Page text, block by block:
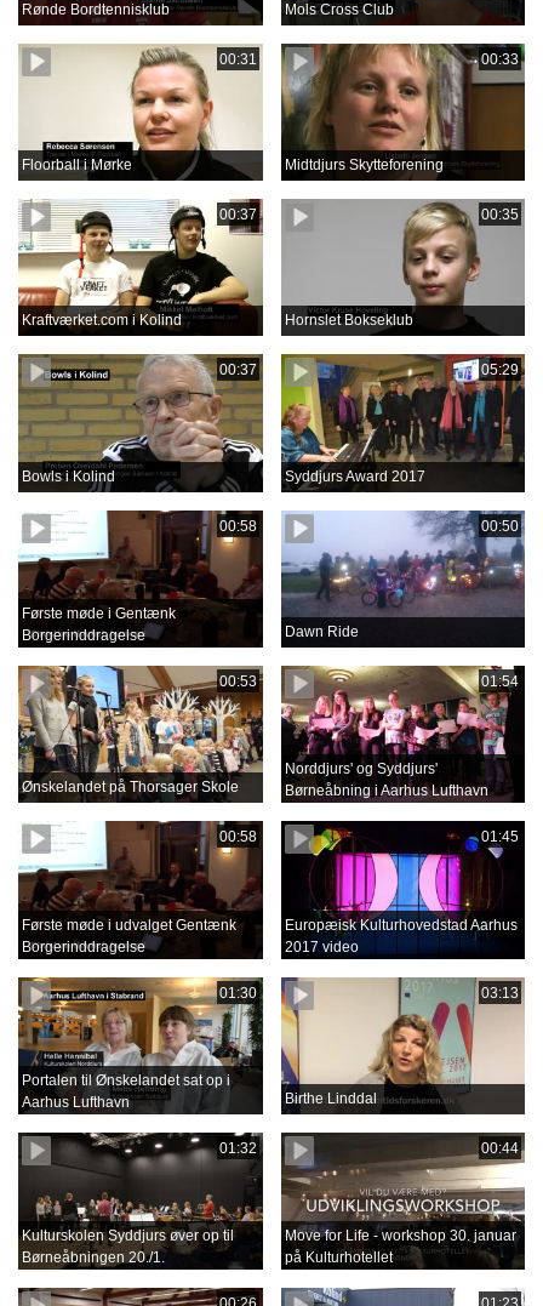
Rønde Bordtennisklub Mols Cross Club
00:31
Floorball i Mørke
00:33
Midtdjurs Skytteforening
00:37
Kraftværket.com i Kolind
00:35
Hornslet Bokseklub
00:37
Bowls i Kolind
05:29
Syddjurs Award 2017
00:58
Første møde i Gentænk
Borgerinddragelse
00:50
Dawn Ride
00:53
Ønskelandet på Thorsager Skole
01:54
Norddjurs' og Syddjurs'
Børneåbning i Aarhus Lufthavn
00:58
Første møde i udvalget Gentænk
Borgerinddragelse
01:45
Europæisk Kulturhovedstad Aarhus
2017 video
01:30
Portalen til Ønskelandet sat op i
Aarhus Lufthavn
03:13
Birthe Linddal
01:32
Kulturskolen Syddjurs øver op til
Børneåbningen 20./1.
00:44
Move for Life - workshop 30. januar
på Kulturhotellet